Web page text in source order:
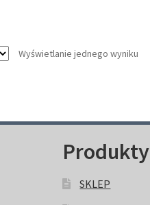
Wyświetlanie jednego wyniku
Produkty
SKLEP